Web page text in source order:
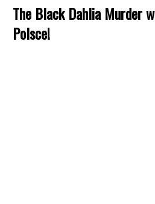
The Black Dahlia Murder w
Polsce!